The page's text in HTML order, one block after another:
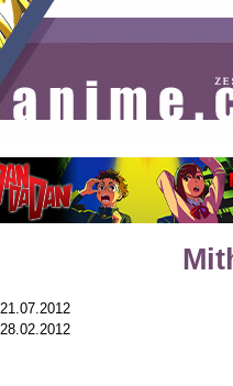
21.07.2012
28.02.2012